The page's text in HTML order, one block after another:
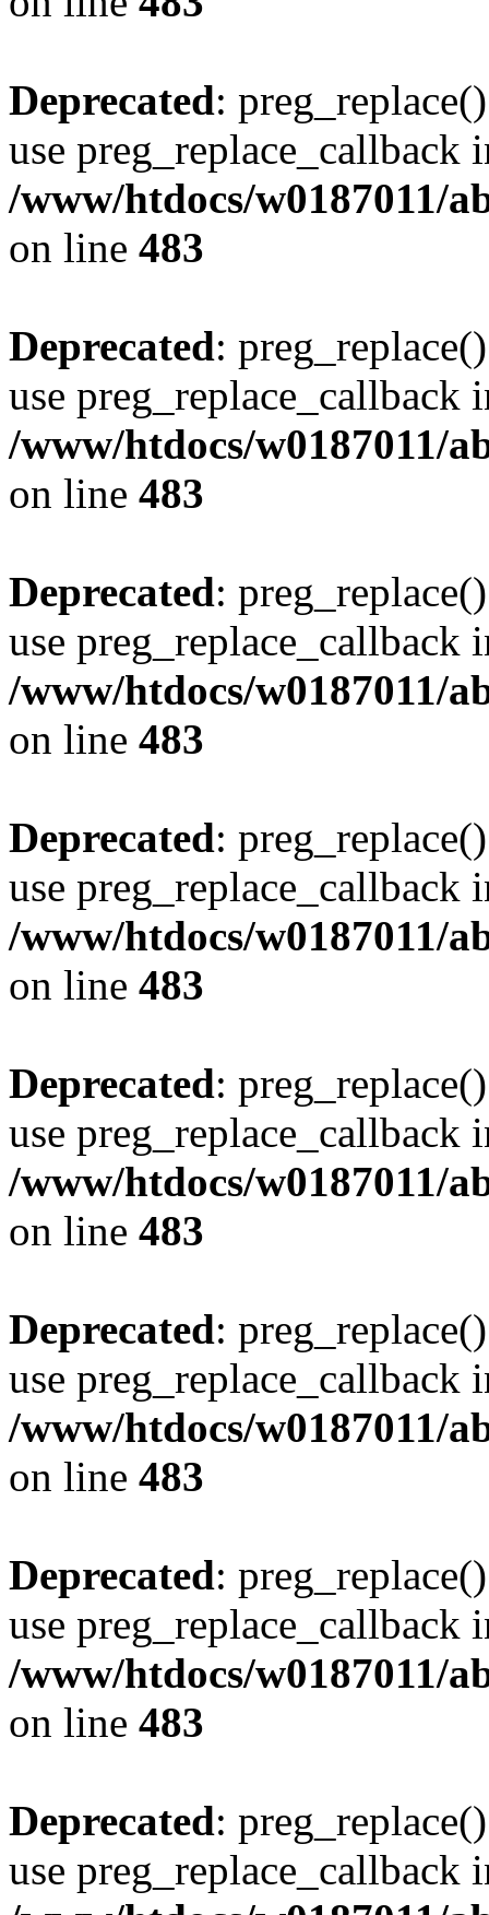
Deprecated:
use preg_replace_callback
/www/htdocs/w0187011/
on line 483
Deprecated:
use preg_replace_callback
/www/htdocs/w0187011/
on line 483
Deprecated:
use preg_replace_callback
/www/htdocs/w0187011/
on line 483
Deprecated:
use preg_replace_callback
/www/htdocs/w0187011/
on line 483
Deprecated:
use preg_replace_callback
/www/htdocs/w0187011/
on line 483
Deprecated:
use preg_replace_callback
/www/htdocs/w0187011/
on line 483
Deprecated:
use preg_replace_callback
/www/htdocs/w0187011/
on line 483
Deprecated:
use preg_replace_callback